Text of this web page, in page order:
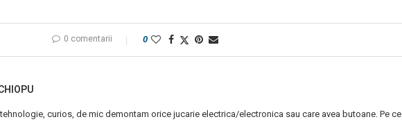
0 comentarii 0
curios, de mic demontam orice jucarie electrica/electronica sau care avea butoane. Pe ce